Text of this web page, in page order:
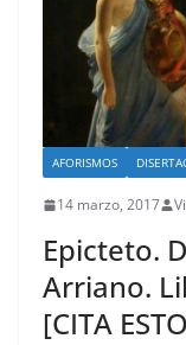
AFORISMOS
14 marzo, 2017
Epicteto.
Arriano.
[CITA